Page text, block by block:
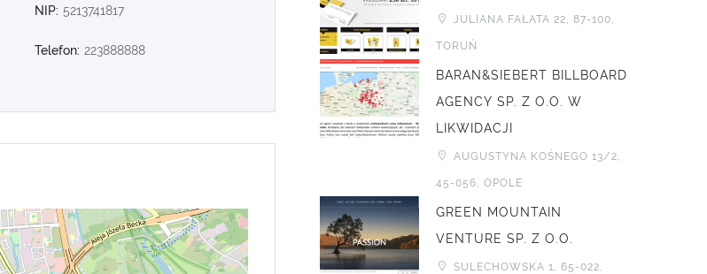
NIP: 5213741817
Telefon: 223888888
JULIANA FAŁATA 22, 87-100,
TORUŃ
BARAN&SIEBERT BILLBOARD
AGENCY SP. Z O.O. W
LIKWIDACJI
AUGUSTYNA KOŚNEGO 13/2,
45-056, OPOLE
GREEN MOUNTAIN
VENTURE SP. Z O.O.
SULECHOWSKA 1, 65-022,